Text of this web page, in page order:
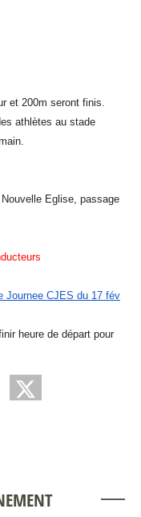
et 200m seront finis.
athlètes au stade
Eglise, passage
Journee CJES du 17 fév
heure de départ pour